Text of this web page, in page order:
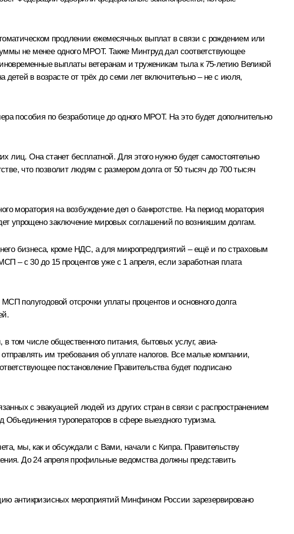
продлении ежемесячных выплат в связи с рождением или
не менее одного МРОТ. Также Минтруд дал соответствующее
выплаты ветеранам и труженикам тыла к 75‑летию Великой
в возрасте от трёх до семи лет включительно – не с июля,
пособия по безработице до одного МРОТ. На это будет дополнительно
лиц. Она станет бесплатной. Для этого нужно будет самостоятельно
что позволит людям с размером долга от 50 тысяч до 700 тысяч
моратория на возбуждение дел о банкротстве. На период моратория
упрощено заключение мировых соглашений по возникшим долгам.
бизнеса, кроме НДС, а для микропредприятий – ещё и по страховым
– с 30 до 15 процентов уже с 1 апреля, если заработная плата
полугодовой отсрочки уплаты процентов и основного долга
том числе общественного питания, бытовых услуг, авиа-
им требования об уплате налогов. Все малые компании,
постановление Правительства будет подписано
с эвакуацией людей из других стран в связи с распространением
туроператоров в сфере выездного туризма.
мы, как и обсуждали с Вами, начали с Кипра. Правительству
До 24 апреля профильные ведомства должны представить
антикризисных мероприятий Минфином России зарезервировано